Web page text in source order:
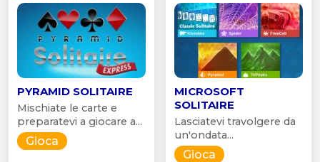
PYRAMID SOLITAIRE
Mischiate le carte e
preparatevi a giocare a...
Gioca
MICROSOFT
SOLITAIRE
Lasciatevi travolgere da
un'ondata...
Gioca